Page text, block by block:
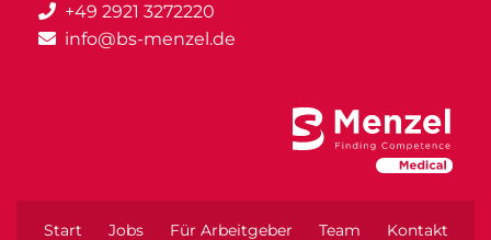
+49 2921 3272220
info@bs-menzel.de
Start Jobs Für Arbeitgeber Team Kontakt